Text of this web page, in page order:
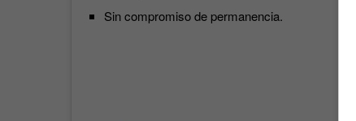
Sin compromiso de permanencia.